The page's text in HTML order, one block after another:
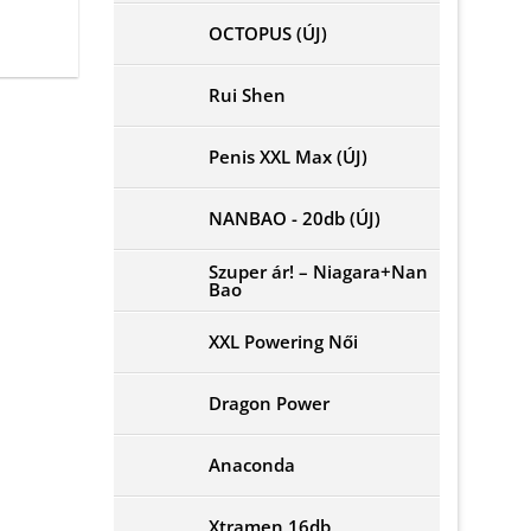
Ft..
OCTOPUS (ÚJ)
Rui Shen
Penis XXL Max (ÚJ)
NANBAO - 20db (ÚJ)
Szuper ár! – Niagara+Nan
Bao
XXL Powering Női
Dragon Power
Anaconda